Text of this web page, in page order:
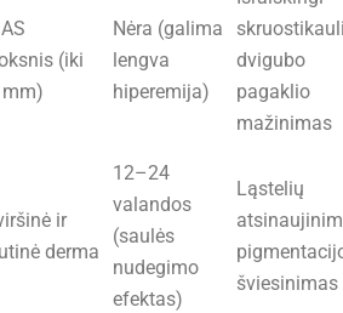
(iki
Nėra (galima
lengva
hiperemija)
dvigubo
pagaklio
mažinimas
ir
derma
12–24
valandos
(saulės
nudegimo
efektas)
Ląstelių
šviesinimas